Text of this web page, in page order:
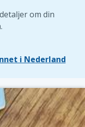
om din
i Nederland